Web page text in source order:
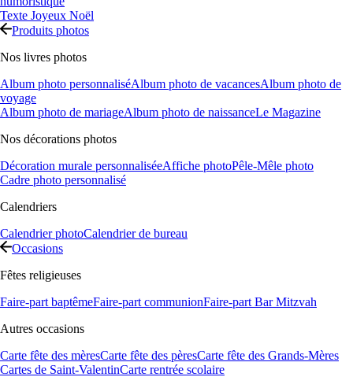
Texte Joyeux Noël
Produits photos
Nos livres photos
Album photo personnaliséAlbum photo de vacancesAlbum photo de
voyage
Album photo de mariageAlbum photo de naissanceLe Magazine
Nos décorations photos
Décoration murale personnaliséeAffiche photoPêle-Mêle photo
Cadre photo personnalisé
Calendriers
Calendrier photoCalendrier de bureau
Occasions
Fêtes religieuses
Faire-part baptêmeFaire-part communionFaire-part Bar Mitzvah
Autres occasions
Carte fête des mèresCarte fête des pèresCarte fête des Grands-Mères
Cartes de Saint-ValentinCarte rentrée scolaire